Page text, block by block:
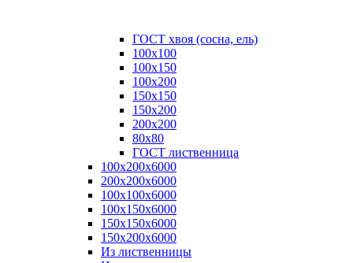
ГОСТ хвоя (сосна, ель)
100x100
100x150
100x200
150x150
150x200
200x200
80х80
ГОСТ лиственница
100х200х6000
200х200х6000
100х100х6000
100х150х6000
150х150х6000
150х200х6000
Из лиственницы